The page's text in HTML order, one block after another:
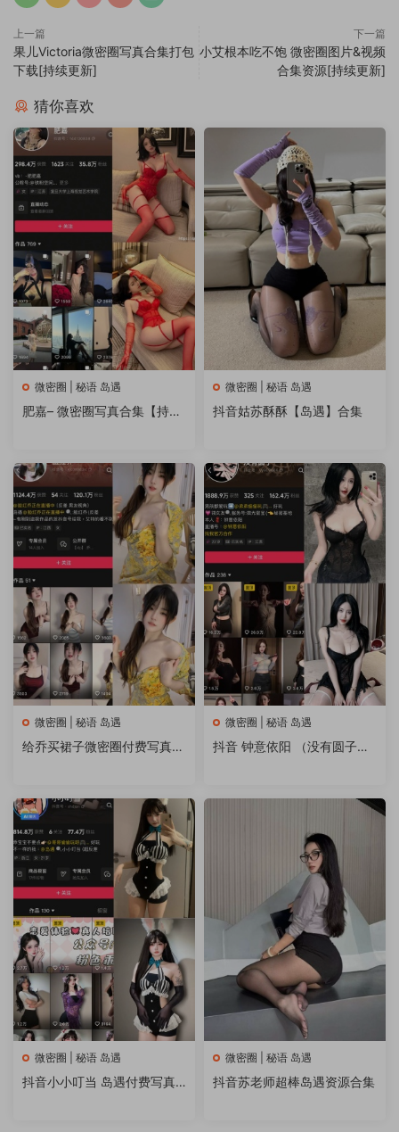
上一篇
果儿Victoria微密圈写真合集打包
下载[持续更新]
下一篇
小艾根本吃不饱 微密圈图片&视频
合集资源[持续更新]
猜你喜欢
微密圈 | 秘语 岛遇
肥嘉– 微密圈写真合集【持续
微密圈 | 秘语 岛遇
抖音姑苏酥酥【岛遇】合集
微密圈 | 秘语 岛遇
给乔买裙子微密圈付费写真&
微密圈 | 秘语 岛遇
抖音 钟意依阳 （没有圆子）
微密圈 | 秘语 岛遇
抖音小小叮当 岛遇付费写真&
微密圈 | 秘语 岛遇
抖音苏老师超棒岛遇资源合集